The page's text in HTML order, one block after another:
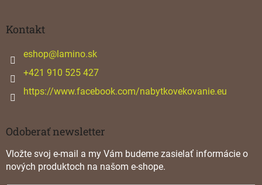
Kontakt
eshop@lamino.sk
+421 910 525 427
https://www.facebook.com/nabytkovekovanie.eu
Odoberať newsletter
Vložte svoj e-mail a my Vám budeme zasielať informácie o
nových produktoch na našom e-shope.